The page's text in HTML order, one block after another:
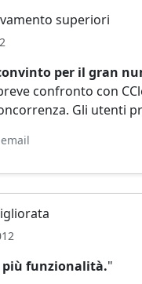
superiori
per il gran
confronto con
Gli utenti
più funzionalità."